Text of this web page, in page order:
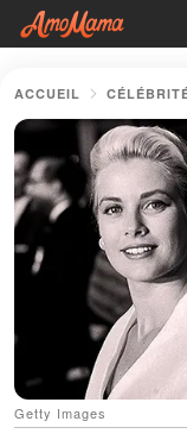
ACCUEIL
Getty Images